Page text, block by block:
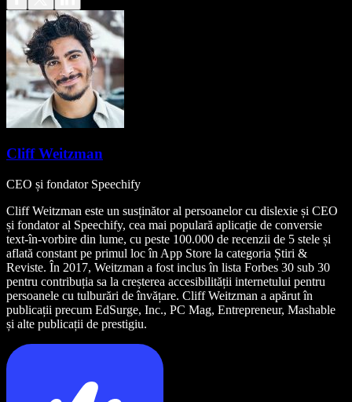
Cliff Weitzman
CEO și fondator Speechify
Cliff Weitzman este un susținător al persoanelor cu dislexie și CEO
și fondator al Speechify, cea mai populară aplicație de conversie
text-în-vorbire din lume, cu peste 100.000 de recenzii de 5 stele și
aflată constant pe primul loc în App Store la categoria Știri &
Reviste. În 2017, Weitzman a fost inclus în lista Forbes 30 sub 30
pentru contribuția sa la creșterea accesibilității internetului pentru
persoanele cu tulburări de învățare. Cliff Weitzman a apărut în
publicații precum EdSurge, Inc., PC Mag, Entrepreneur, Mashable
și alte publicații de prestigiu.